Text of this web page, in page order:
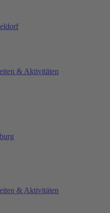
& Aktivitäten
& Aktivitäten